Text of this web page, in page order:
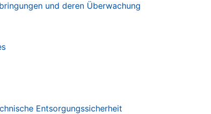
und deren Überwachung
Entsorgungssicherheit